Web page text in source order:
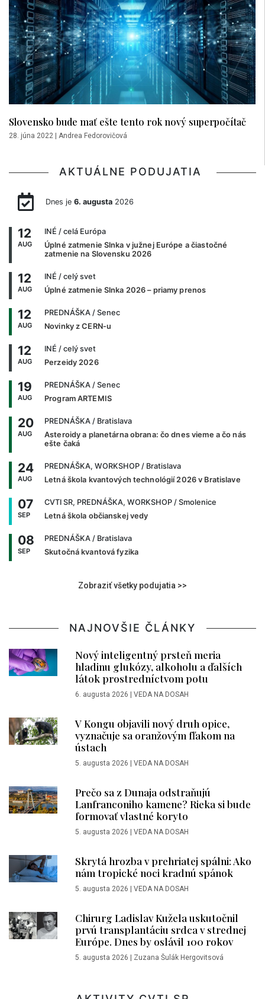
Slovensko bude mať ešte tento rok nový superpočítač
28. júna 2022 Andrea Fedorovičová
AKTUÁLNE PODUJATIA
Dnes je 6. augusta2026
12
AUG
INÉ / celá Európa
Úplné zatmenie Slnka v južnej Európe a čiastočné
zatmenie na Slovensku 2026
12
AUG
INÉ / celý svet
Úplné zatmenie Slnka 2026 – priamy prenos
12
AUG
PREDNÁŠKA / Senec
Novinky z CERN-u
12
AUG
INÉ / celý svet
Perzeidy 2026
19
AUG
PREDNÁŠKA / Senec
Program ARTEMIS
20
AUG
PREDNÁŠKA / Bratislava
Asteroidy a planetárna obrana: čo dnes vieme a čo nás
ešte čaká
24
AUG
PREDNÁŠKA, WORKSHOP / Bratislava
Letná škola kvantových technológií 2026 v Bratislave
07
SEP
CVTI SR, PREDNÁŠKA, WORKSHOP / Smolenice
Letná škola občianskej vedy
08
SEP
PREDNÁŠKA / Bratislava
Skutočná kvantová fyzika
Zobraziť všetky podujatia >>
NAJNOVŠIE ČLÁNKY
Nový inteligentný prsteň meria
hladinu glukózy, alkoholu a ďalších
látok prostredníctvom potu
6. augusta 2026 | VEDA NA DOSAH
V Kongu objavili nový druh opice,
vyznačuje sa oranžovým fľakom na
ústach
5. augusta 2026 | VEDA NA DOSAH
Prečo sa z Dunaja odstraňujú
Lanfranconiho kamene? Rieka si bude
formovať vlastné koryto
5. augusta 2026 | VEDA NA DOSAH
Skrytá hrozba v prehriatej spálni: Ako
nám tropické noci kradnú spánok
5. augusta 2026 | VEDA NA DOSAH
Chirurg Ladislav Kužela uskutočnil
prvú transplantáciu srdca v strednej
Európe. Dnes by oslávil 100 rokov
5. augusta 2026 | Zuzana Šulák Hergovitsová